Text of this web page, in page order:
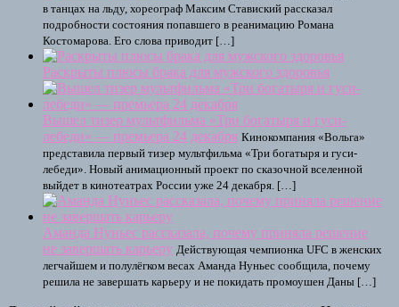
в танцах на льду, хореограф Максим Ставиский рассказал
подробности состояния попавшего в реанимацию Романа
Костомарова. Его слова приводит […]
Раскрыты плюсы брака для мужского здоровья
Вышел тизер мультфильма «Три богатыря и гуси-
лебеди» — премьера 24 декабря Кинокомпания «Вольга»
представила первый тизер мультфильма «Три богатыря и гуси-
лебеди». Новый анимационный проект по сказочной вселенной
выйдет в кинотеатрах России уже 24 декабря. […]
Аманда Нуньес рассказала, почему приняла решение
не завершать карьеру Действующая чемпионка UFC в женских
легчайшем и полулёгком весах Аманда Нуньес сообщила, почему
решила не завершать карьеру и не покидать промоушен Даны […]